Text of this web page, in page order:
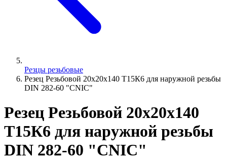
Резцы резьбовые
Резец Резьбовой 20х20х140 Т15К6 для наружной резьбы
DIN 282-60 "CNIC"
Резец Резьбовой 20х20х140
Т15К6 для наружной резьбы
DIN 282-60 "CNIC"